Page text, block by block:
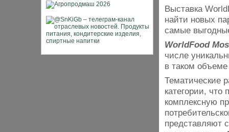
Выставка
найти новых
самые
WorldFood
числе
в таком
Тематические
категории, что
комплексную
представляют